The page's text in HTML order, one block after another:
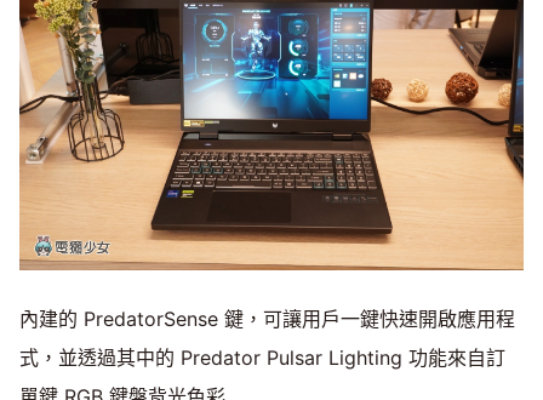
內建的 PredatorSense 鍵，可讓用戶一鍵快速開啟應用程
式，並透過其中的 Predator Pulsar Lighting 功能來自訂